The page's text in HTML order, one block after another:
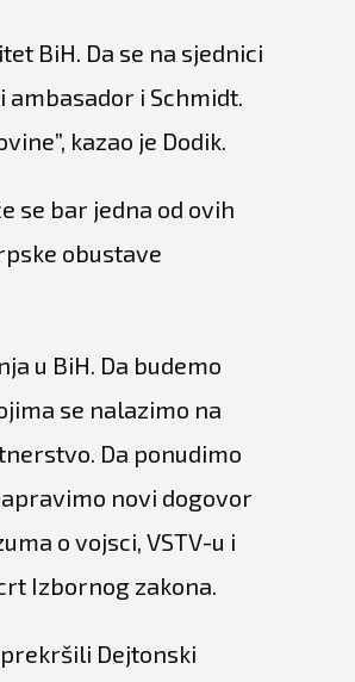
BiH. Da se na sjednici
i Schmidt.
kazao je Dodik.
se bar jedna od ovih
obustave
u BiH. Da budemo
se nalazimo na
Da ponudimo
novi dogovor
o vojsci, VSTV-u i
Izbornog zakona.
Dejtonski